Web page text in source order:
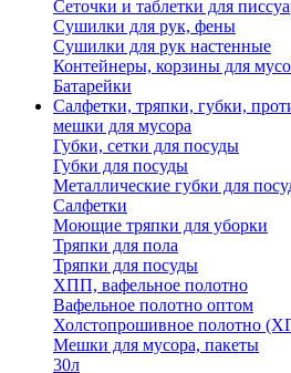
Сеточки и таблетки для
Сушилки для рук, фены
Сушилки для рук настенные
Контейнеры, корзины для
Батарейки
Салфетки, тряпки, губки,
мешки для мусора
Губки, сетки для посуды
Губки для посуды
Металлические губки для
Салфетки
Моющие тряпки для уборки
Тряпки для пола
Тряпки для посуды
ХПП, вафельное полотно
Вафельное полотно оптом
Холстопрошивное полотно
Мешки для мусора, пакеты
30л